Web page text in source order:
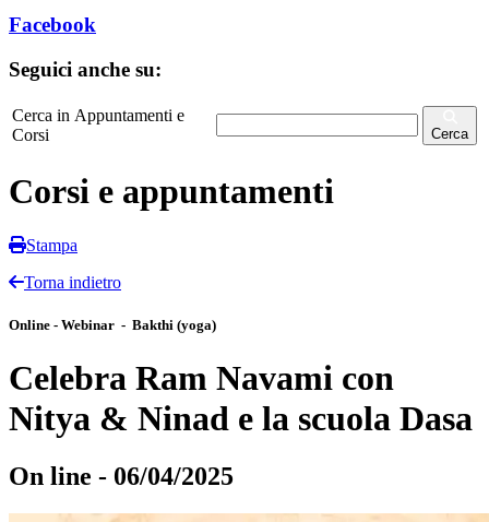
Facebook
Seguici anche su:
Cerca in Appuntamenti e
Corsi
Cerca
Corsi e appuntamenti
Stampa
Torna indietro
Online - Webinar - Bakthi (yoga)
Celebra Ram Navami con
Nitya & Ninad e la scuola Dasa
On line - 06/04/2025